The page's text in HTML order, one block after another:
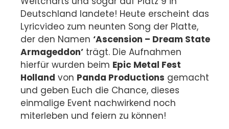
Deutschland landete! Heute erscheint das
Lyricvideo zum neunten Song der Platte,
der den Namen ‘Ascension – Dream State
Armageddon’ trägt. Die Aufnahmen
hierfür wurden beim Epic Metal Fest
Holland von Panda Productions gemacht
und geben Euch die Chance, dieses
einmalige Event nachwirkend noch
miterleben und feiern zu können!